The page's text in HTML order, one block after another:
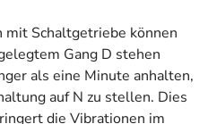
mit Schaltgetriebe können
Gang D stehen
als eine Minute anhalten,
auf N zu stellen. Dies
die Vibrationen im